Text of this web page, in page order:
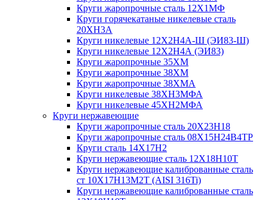
Круги жаропрочные сталь 12Х1МФ
Круги горячекатаные никелевые сталь
20ХН3А
Круги никелевые 12Х2Н4А-Ш (ЭИ83-Ш)
Круги никелевые 12Х2Н4А (ЭИ83)
Круги жаропрочные 35ХМ
Круги жаропрочные 38ХМ
Круги жаропрочные 38ХМА
Круги никелевые 38XH3MФА
Круги никелевые 45ХН2МФА
Круги нержавеющие
Круги жаропрочные сталь 20Х23Н18
Круги жаропрочные сталь 08Х15Н24В4ТР
Круги сталь 14Х17Н2
Круги нержавеющие сталь 12Х18Н10Т
Круги нержавеющие калиброванные сталь
ст 10Х17Н13М2Т (AISI 316Ti)
Круги нержавеющие калиброванные сталь